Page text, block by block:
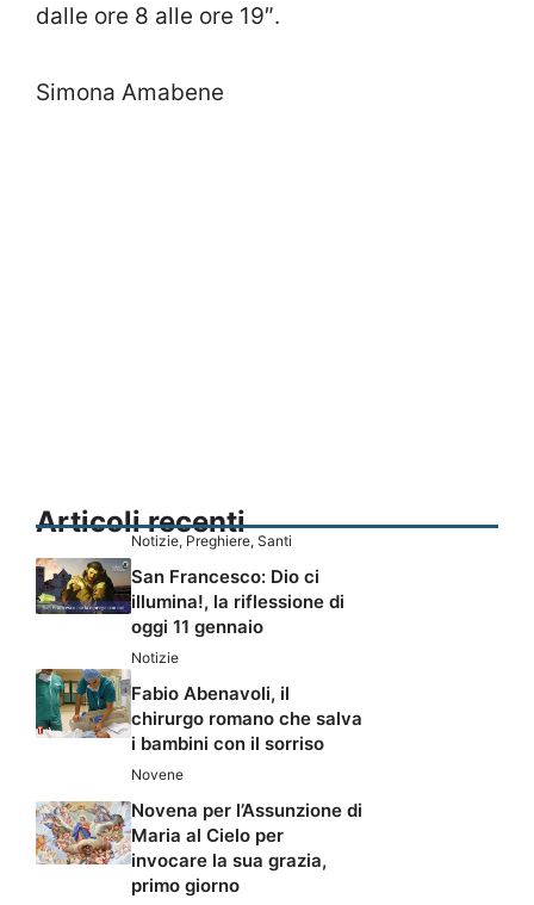
dalle ore 8 alle ore 19″.
Simona Amabene
Articoli recenti
Notizie, Preghiere, Santi
San Francesco: Dio ci
illumina!, la riflessione di
oggi 11 gennaio
Notizie
Fabio Abenavoli, il
chirurgo romano che salva
i bambini con il sorriso
Novene
Novena per l’Assunzione di
Maria al Cielo per
invocare la sua grazia,
primo giorno